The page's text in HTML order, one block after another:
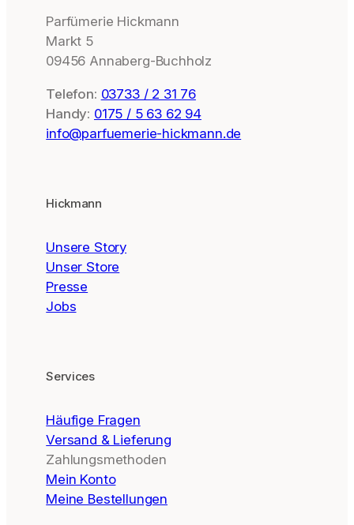
Parfümerie Hickmann
Markt 5
09456 Annaberg-Buchholz
Telefon: 03733 / 2 31 76
Handy: 0175 / 5 63 62 94
info@parfuemerie-hickmann.de
Hickmann
Unsere Story
Unser Store
Presse
Jobs
Services
Häufige Fragen
Versand & Lieferung
Zahlungsmethoden
Mein Konto
Meine Bestellungen